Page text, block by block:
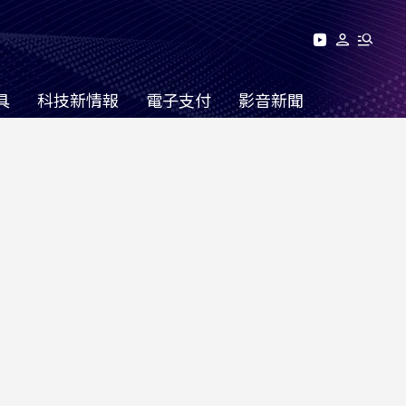
科技新情報 電子支付 影音新聞